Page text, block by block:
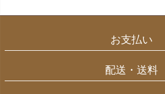
お支払い
配送・送料